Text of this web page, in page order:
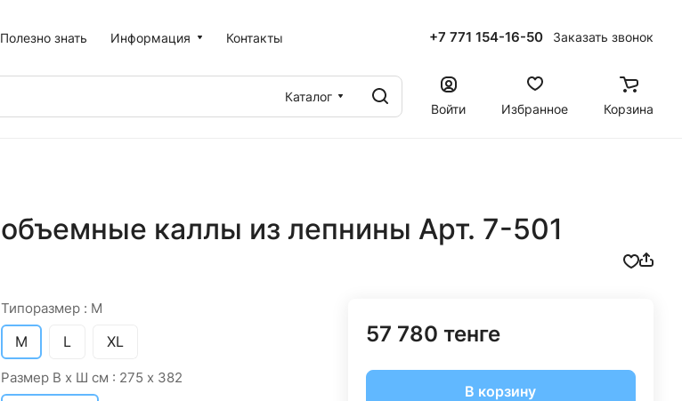
Полезно знать Информация Контакты +7 771 154-16-50 Заказать звонок
Каталог
Войти
Избранное Корзина
объемные каллы из лепнины Арт. 7-501
Типоразмер : M
M L XL
Размер В х Ш см : 275 х 382
57 780 тенге
В корзину